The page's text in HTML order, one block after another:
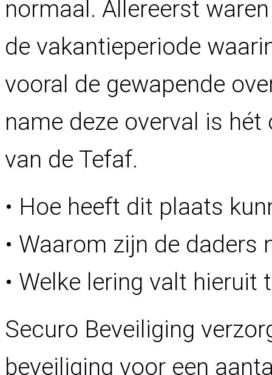
normaal. Allereerst
de vakantieperiode
vooral de gewapende
name deze overval is
van de Tefaf.
• Hoe heeft dit plaats
• Waarom zijn de daders
• Welke lering valt hieruit
Securo Beveiliging
beveiliging voor een